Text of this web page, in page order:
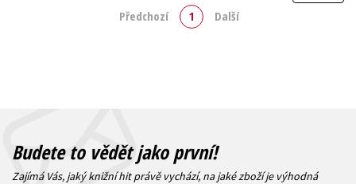
Předchozí 1 Další
Budete to vědět jako první!
Zajímá Vás, jaký knižní hit právě vychází, na jaké zboží je výhodná